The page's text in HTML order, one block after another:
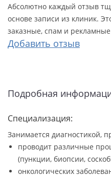
Абсолютно каждый отзыв
основе записи из клиник.
заказные, спам и
Добавить отзыв
Подробная
Специализация:
Занимается диагностикой,
проводит различные
(пункции, биопсии,
онкологических